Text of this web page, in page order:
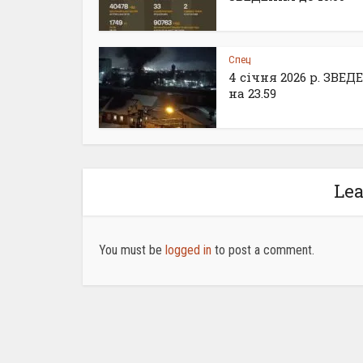
Спец
4 січня 2026 р.
на 23.59
You must be logged in to post a comment.